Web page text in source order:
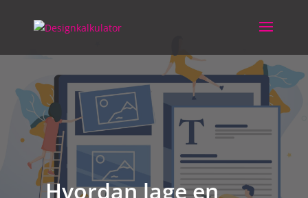
content
Hvordan lage en